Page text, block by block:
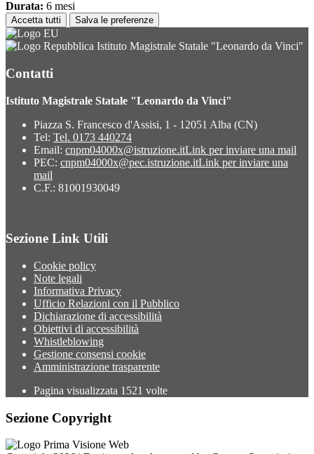
Durata: 6 mesi
Accetta tutti Salva le preferenze
Istituto Magistrale Statale "Leonardo da Vinci"
Contatti
Istituto Magistrale Statale "Leonardo da Vinci"
Piazza S. Francesco d'Assisi, 1 - 12051 Alba (CN)
Tel: Tel. 0173 440274
Email: cnpm04000x@istruzione.itLink per inviare una mail
PEC: cnpm04000x@pec.istruzione.itLink per inviare una
mail
C.F.: 81001930049
Sezione Link Utili
Cookie policy
Note legali
Informativa Privacy
Ufficio Relazioni con il Pubblico
Dichiarazione di accessibilità
Obiettivi di accessibilità
Whistleblowing
Gestione consensi cookie
Amministrazione trasparente
Pagina visualizzata 1521 volte
Sezione Copyright